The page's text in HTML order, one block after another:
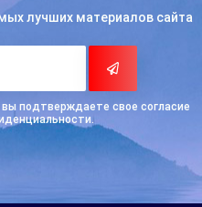
лучших материалов сайта
подтверждаете свое согласие